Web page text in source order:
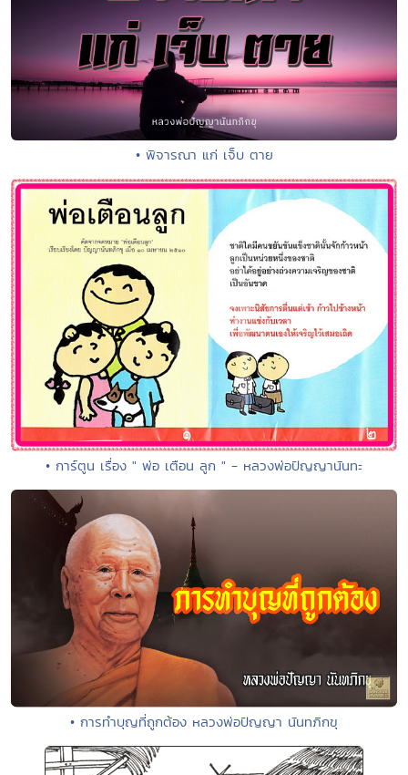
• พิจารณา แก่ เจ็บ ตาย
• การ์ตูน เรื่อง " พ่อ เตือน ลูก " - หลวงพ่อปัญญานันทะ
• การทำบุญที่ถูกต้อง หลวงพ่อปัญญา นันทภิกขุ